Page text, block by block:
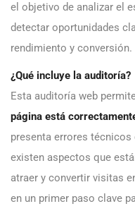
el objetivo de analizar el
detectar oportunidades
rendimiento y conversión.
¿Qué incluye la auditoría?
Esta auditoría web
página está
presenta errores
existen aspectos que
atraer y convertir visitas
en un primer paso clave